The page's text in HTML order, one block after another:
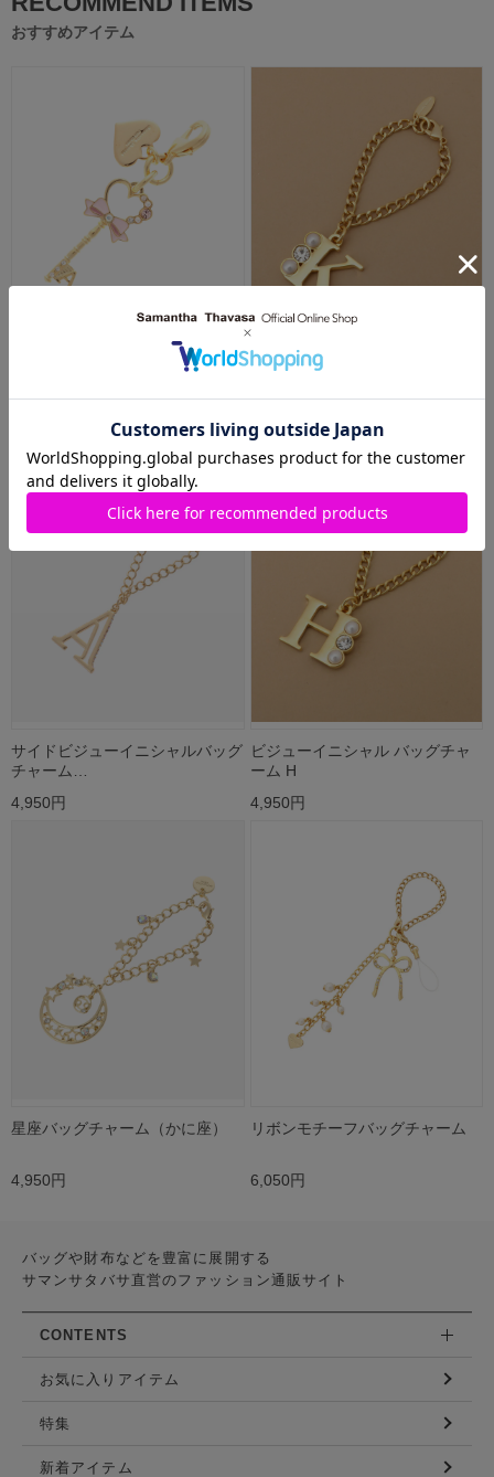
おすすめアイテム
キーモチーフ イニシャルファス
ビジューイニシャル バッグチャ
4,950円
サイドビジューイニシャルバッグ
チャーム…
4,950円
ビジューイニシャル バッグチャ
ーム H
4,950円
星座バッグチャーム（かに座）
4,950円
リボンモチーフバッグチャーム
6,050円
バッグや財布などを豊富に展開する
サマンサタバサ直営のファッション通販サイト
CONTENTS
お気に入りアイテム
特集
新着アイテム